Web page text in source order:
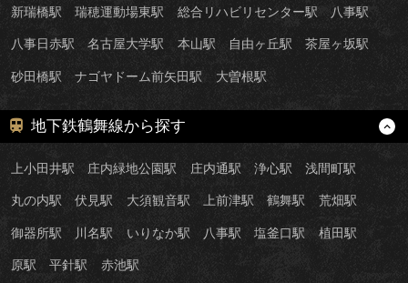
新瑞橋駅 瑞穂運動場東駅 総合リハビリセンター駅 八事駅
八事日赤駅 名古屋大学駅 本山駅 自由ヶ丘駅 茶屋ヶ坂駅
砂田橋駅 ナゴヤドーム前矢田駅 大曽根駅
地下鉄鶴舞線から探す
上小田井駅 庄内緑地公園駅 庄内通駅 浄心駅 浅間町駅
丸の内駅 伏見駅 大須観音駅 上前津駅 鶴舞駅 荒畑駅
御器所駅 川名駅 いりなか駅 八事駅 塩釜口駅 植田駅
原駅 平針駅 赤池駅